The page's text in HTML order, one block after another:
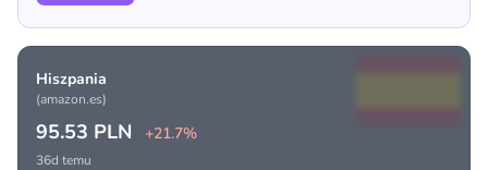
Hiszpania
(amazon.es)
95.53 PLN +21.7%
36d temu